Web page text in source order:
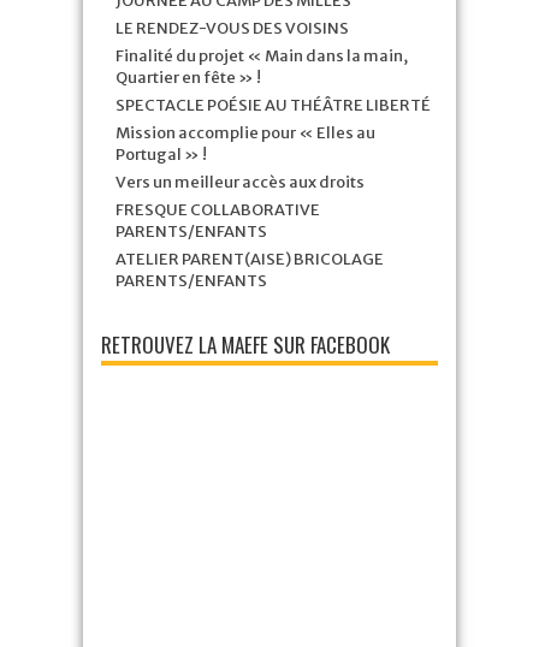
LE RENDEZ-VOUS DES VOISINS
Finalité du projet « Main dans la main,
Quartier en fête » !
SPECTACLE POÉSIE AU THÉÂTRE LIBERTÉ
Mission accomplie pour « Elles au
Portugal » !
Vers un meilleur accès aux droits
FRESQUE COLLABORATIVE
PARENTS/ENFANTS
ATELIER PARENT(AISE) BRICOLAGE
PARENTS/ENFANTS
RETROUVEZ LA MAEFE SUR FACEBOOK